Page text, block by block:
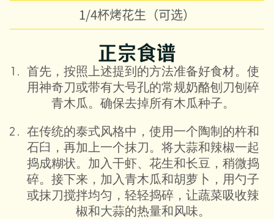
1/4杯烤花生（可选）
正宗食谱
首先，按照上述提到的方法准备好食材。使
用神奇刀或带有大号孔的常规奶酪刨刀刨碎
青木瓜。确保去掉所有木瓜种子。
在传统的泰式风格中，使用一个陶制的杵和
石臼，再加上一个抹刀。将大蒜和辣椒一起
捣成糊状。加入干虾、花生和长豆，稍微捣
碎。接下来，加入青木瓜和胡萝卜，用勺子
或抹刀搅拌均匀，轻轻捣碎，让蔬菜吸收辣
椒和大蒜的热量和风味。